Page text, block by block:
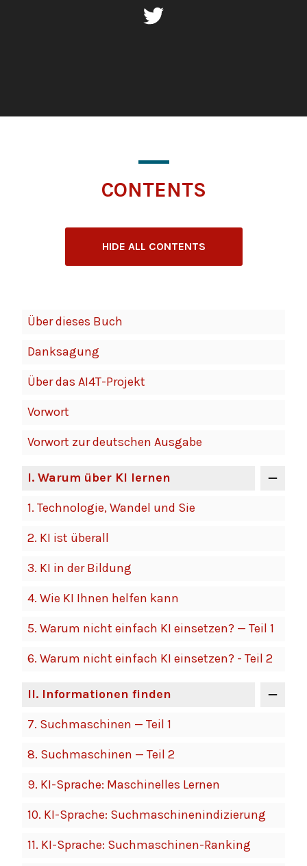
CONTENTS
HIDE ALL CONTENTS
Navigation
Über dieses Buch
Danksagung
Über das AI4T-Projekt
Vorwort
Vorwort zur deutschen Ausgabe
I. Warum über KI lernen
1. Technologie, Wandel und Sie
2. KI ist überall
3. KI in der Bildung
4. Wie KI Ihnen helfen kann
5. Warum nicht einfach KI einsetzen? — Teil 1
6. Warum nicht einfach KI einsetzen? - Teil 2
II. Informationen finden
7. Suchmaschinen — Teil 1
8. Suchmaschinen — Teil 2
9. KI-Sprache: Maschinelles Lernen
10. KI-Sprache: Suchmaschinenindizierung
11. KI-Sprache: Suchmaschinen-Ranking